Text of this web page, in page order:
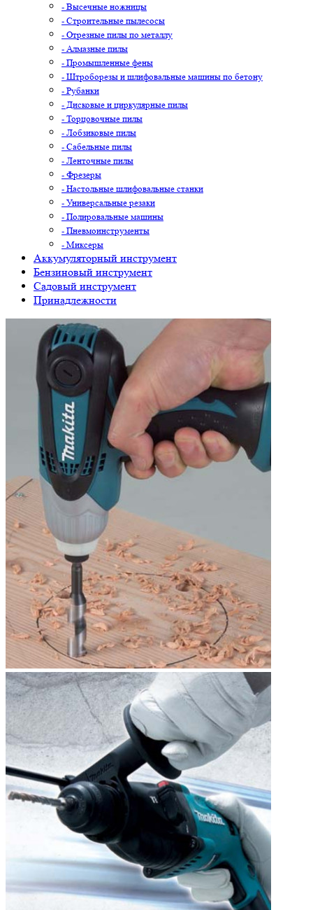
- Высечные ножницы
- Строительные пылесосы
- Отрезные пилы по металлу
- Алмазные пилы
- Промышленные фены
- Штроборезы и шлифовальные машины по бетону
- Рубанки
- Дисковые и циркулярные пилы
- Торцовочные пилы
- Лобзиковые пилы
- Сабельные пилы
- Ленточные пилы
- Фрезеры
- Настольные шлифовальные станки
- Универсальные резаки
- Полировальные машины
- Пневмоинструменты
- Миксеры
Аккумуляторный инструмент
Бензиновый инструмент
Садовый инструмент
Принадлежности